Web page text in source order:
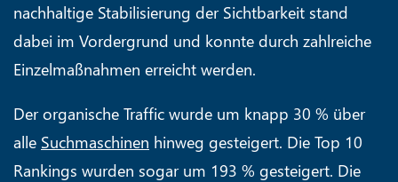
nachhaltige Stabilisierung der Sichtbarkeit stand
dabei im Vordergrund und konnte durch zahlreiche
Einzelmaßnahmen erreicht werden.
Der organische Traffic wurde um knapp 30 % über
alle Suchmaschinen hinweg gesteigert. Die Top 10
Rankings wurden sogar um 193 % gesteigert. Die